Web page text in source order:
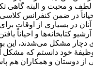
و محبت و البته گاهی
در ضمن کنفرانس کلاسی
آنان در بسیاری از اوقات
کتابخانه‌ها و احیاناً
دچار مشکل می‌شدند، این
خود دانستم که مشکل
از دوستان و همکاران هم